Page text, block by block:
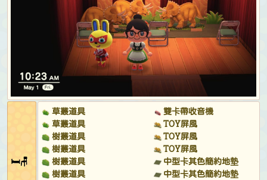
在海洋中漂浮時:
粗橫紋潛水衣 (紅色)&
飛行員墨鏡 (金
在DJ KK的音樂會期間:
民族風拼布背心 (橘色)&
發光
花朵花冠 (黃色) & 螢光色墨鏡 (粉紅色 & 黃色)
🛏🪑
草叢道具
草叢道具
樹叢道具
樹叢道具
樹叢道具
樹叢道具
雙卡帶收音機
TOY屏風
TOY屏風
TOY屏風
中型卡其色簡約地墊
中型卡其色簡約地墊